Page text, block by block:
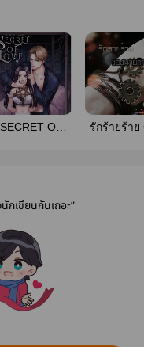
SECRET OF
รักร้ายร้าย
กเขียนกันเถอะ”